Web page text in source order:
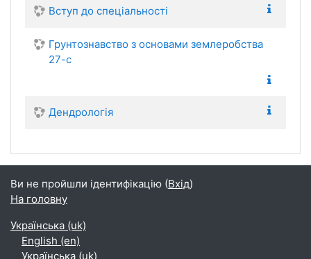
Вступ до спеціальності
Грунтознавство з основами землеробства
27-с
Дендрологія
Ви не пройшли ідентифікацію (Вхід)
На головну
Українська ‎(uk)‎
English ‎(en)‎
Українська ‎(uk)‎